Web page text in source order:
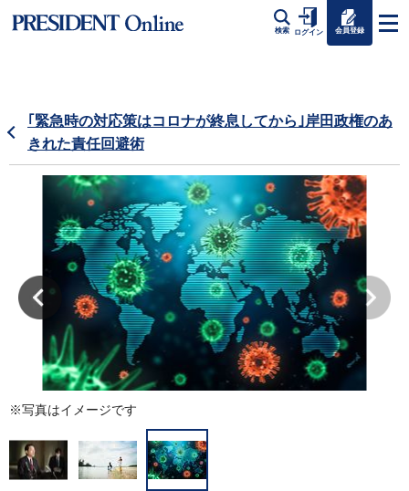
検索 ログイン 会員登録
｢緊急時の対応策はコロナが終息してから｣岸田政権のあ
きれた責任回避術
※写真はイメージです